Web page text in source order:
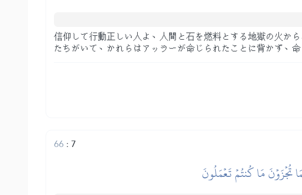
信仰して行動正しい人よ、人間と石を燃料とする地獄の火か
たちがいて、かれらはアッラーが命じられたことに背かず、
7
:
66
تُجۡزَوۡنَ مَا كُنتُمۡ تَعۡمَلُونَ